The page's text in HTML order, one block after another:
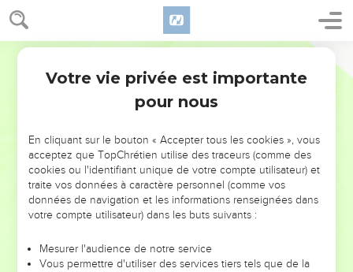
NE MANQUEZ PAS L’ÉVÉNEMENT
DE L’ANNÉE !
ET SI LEURS ERREURS POUVAIENT VOUS ÉVITER LES
VOTRES ?
leur foi ou leur vision. Mais on voit moins les doutes, les erreurs
et les saisons difficiles qu'ils ont traversés, alors même que ce
Votre vie privée est importante
pour nous
En cliquant sur le bouton « Accepter tous les cookies », vous
acceptez que TopChrétien utilise des traceurs (comme des
cookies ou l'identifiant unique de votre compte utilisateur) et
traite vos données à caractère personnel (comme vos
données de navigation et les informations renseignées dans
votre compte utilisateur) dans les buts suivants :
Mesurer l'audience de notre service
Vous permettre d'utiliser des services tiers tels que de la